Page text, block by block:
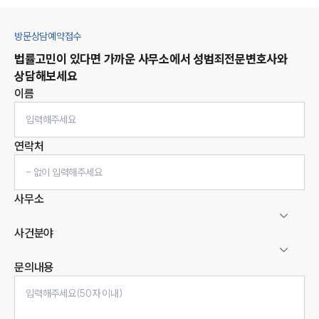
방문상담예약접수
법률고민이 있다면 가까운 사무소에서 성범죄전문변호사와
상담해보세요
이름
연락처
사무소
사건분야
문의내용